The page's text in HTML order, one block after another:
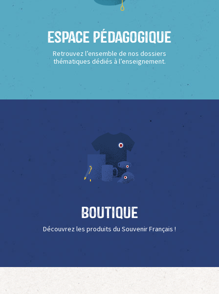
Espace Pédagogique
Retrouvez l’ensemble de nos dossiers
thématiques dédiés à l’enseignement.
Boutique
Découvrez les produits du Souvenir Français !